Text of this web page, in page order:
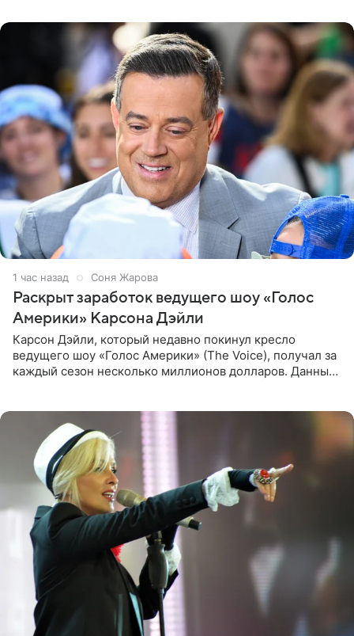
1 час назад Соня Жарова
Раскрыт заработок ведущего шоу «Голос
Америки» Карсона Дэйли
Карсон Дэйли, который недавно покинул кресло
ведущего шоу «Голос Америки» (The Voice), получал за
каждый сезон несколько миллионов долларов. Данные